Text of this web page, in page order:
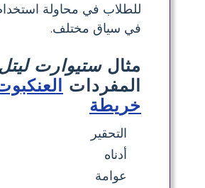
للطلاب في محاولة
في سياق مختلف.
مثالستيوارت
المفردات
خريطة
التحقير
أدناه
عوامة